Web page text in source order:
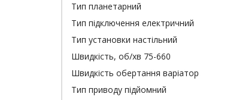
Тип планетарний
Тип підключення електричний
Тип установки настільний
Швидкість, об/хв 75-660
Швидкість обертання варіатор
Тип приводу підйомний